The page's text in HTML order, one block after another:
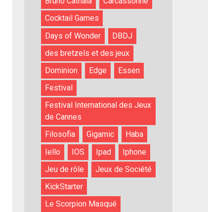
Cocktail Games
Days of Wonder
DBDJ
des bretzels et des jeux
Dominion
Edge
Essen
Festival
Festival International des Jeux
de Cannes
Filosofia
Gigamic
Haba
Iello
IOS Ipad
Iphone
Jeu de rôle
Jeux de Société
KickStarter
Le Scorpion Masqué